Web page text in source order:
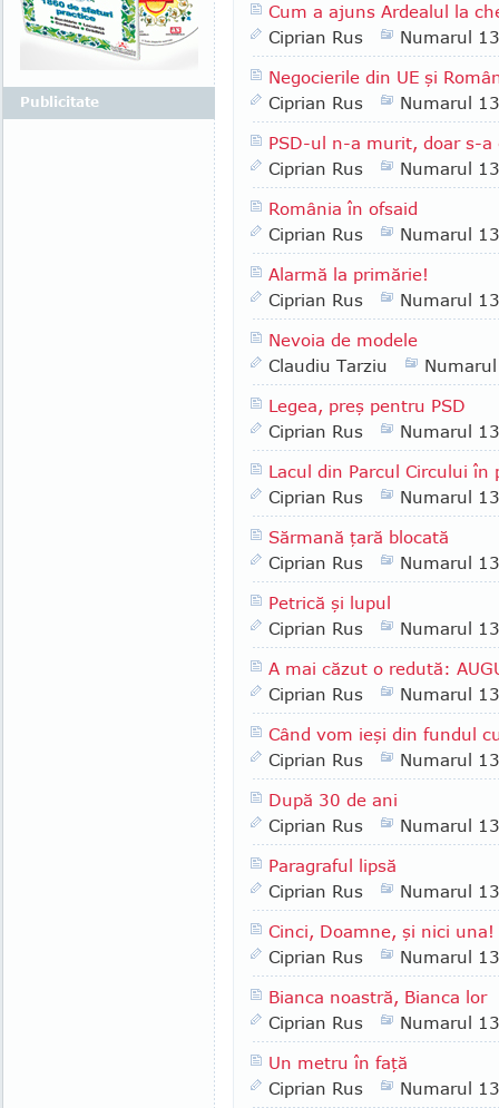
Cum a ajuns Ardealul la
Ciprian Rus
Numarul
Negocierile din UE şi
Ciprian Rus
Numarul
PSD-ul n-a murit, doar s-
Ciprian Rus
Numarul
România în ofsaid
Ciprian Rus
Numarul
Alarmă la primărie!
Ciprian Rus
Numarul
Nevoia de modele
Claudiu Tarziu
Legea, preş pentru PSD
Ciprian Rus
Numarul
Lacul din Parcul Circului în
Ciprian Rus
Numarul
Sărmană ţară blocată
Ciprian Rus
Numarul
Petrică şi lupul
Ciprian Rus
Numarul
A mai căzut o redută:
Ciprian Rus
Numarul
Când vom ieşi din fundul
Ciprian Rus
Numarul
După 30 de ani
Ciprian Rus
Numarul
Paragraful lipsă
Ciprian Rus
Numarul
Cinci, Doamne, şi nici una!
Ciprian Rus
Numarul
Bianca noastră, Bianca lor
Ciprian Rus
Numarul
Un metru în faţă
Ciprian Rus
Numarul
Publicitate